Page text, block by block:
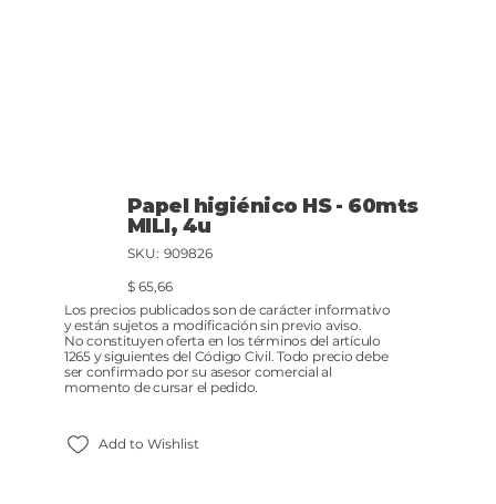
Papel higiénico HS - 60mts
MILI, 4u
SKU: SKU
909826
Precio
$ 65,66
Add to Wishlist
Los precios publicados son de carácter informativo
y están sujetos a modificación sin previo aviso.
No constituyen oferta en los términos del artículo
1265 y siguientes del Código Civil. Todo precio debe
ser confirmado por su asesor comercial al
momento de cursar el pedido.